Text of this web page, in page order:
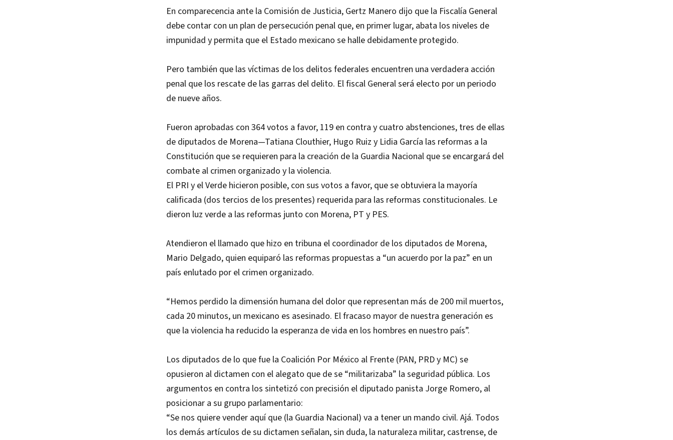
En comparecencia ante la Comisión de Justicia, Gertz Manero dijo que la Fiscalía General
debe contar con un plan de persecución penal que, en primer lugar, abata los niveles de
impunidad y permita que el Estado mexicano se halle debidamente protegido.
Pero también que las víctimas de los delitos federales encuentren una verdadera acción
penal que los rescate de las garras del delito. El fiscal General será electo por un periodo
de nueve años.
Fueron aprobadas con 364 votos a favor, 119 en contra y cuatro abstenciones, tres de ellas
de diputados de Morena—Tatiana Clouthier, Hugo Ruiz y Lidia García las reformas a la
Constitución que se requieren para la creación de la Guardia Nacional que se encargará del
combate al crimen organizado y la violencia.
El PRI y el Verde hicieron posible, con sus votos a favor, que se obtuviera la mayoría
calificada (dos tercios de los presentes) requerida para las reformas constitucionales. Le
dieron luz verde a las reformas junto con Morena, PT y PES.
Atendieron el llamado que hizo en tribuna el coordinador de los diputados de Morena,
Mario Delgado, quien equiparó las reformas propuestas a “un acuerdo por la paz” en un
país enlutado por el crimen organizado.
“Hemos perdido la dimensión humana del dolor que representan más de 200 mil muertos,
cada 20 minutos, un mexicano es asesinado. El fracaso mayor de nuestra generación es
que la violencia ha reducido la esperanza de vida en los hombres en nuestro país”.
Los diputados de lo que fue la Coalición Por México al Frente (PAN, PRD y MC) se
opusieron al dictamen con el alegato que de se “militarizaba” la seguridad pública. Los
argumentos en contra los sintetizó con precisión el diputado panista Jorge Romero, al
posicionar a su grupo parlamentario:
“Se nos quiere vender aquí que (la Guardia Nacional) va a tener un mando civil. Ajá. Todos
los demás artículos de su dictamen señalan, sin duda, la naturaleza militar, castrense, de